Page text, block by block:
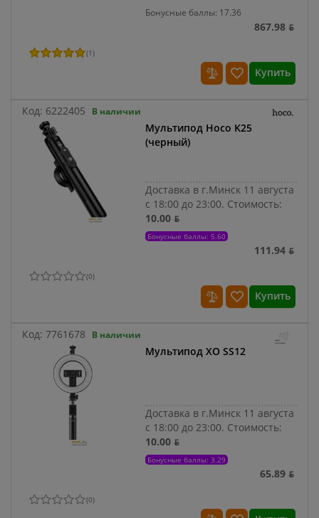
Бонусные баллы: 17.36
867.98 ƃ
(1)
Купить
Код: 6222405 В наличии
Мультипод Hoco K25
(черный)
Доставка в г.Минск 11 августа
с 18:00 до 23:00. Стоимость:
10.00 ƃ
Бонусные баллы: 5.60
111.94 ƃ
(0)
Купить
Код: 7761678 В наличии
Мультипод XO SS12
Доставка в г.Минск 11 августа
с 18:00 до 23:00. Стоимость:
10.00 ƃ
Бонусные баллы: 3.29
65.89 ƃ
(0)